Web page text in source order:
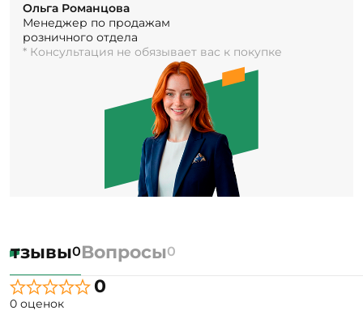
Ольга Романцова
Менеджер по продажам
розничного отдела
* Консультация не обязывает вас к покупке
0Вопросы0
0
0 оценок